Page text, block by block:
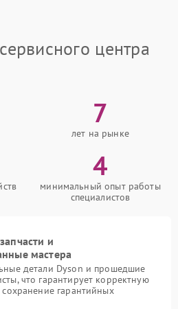
центра
7
лет на рынке
4
минимальный опыт работы
специалистов
и
мастера
детали Dyson и прошедшие
что гарантирует корректную
гарантийных